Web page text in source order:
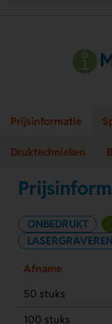
Prijsinformatie
Druktechnieken
ONBEDRUKT
LASERGRAVEREN
Afname
50 stuks
100 stuks